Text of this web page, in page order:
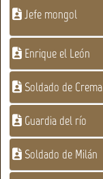
Jefe mongol
Enrique el León
Soldado de Crema
Guardia del río
Soldado de Milán